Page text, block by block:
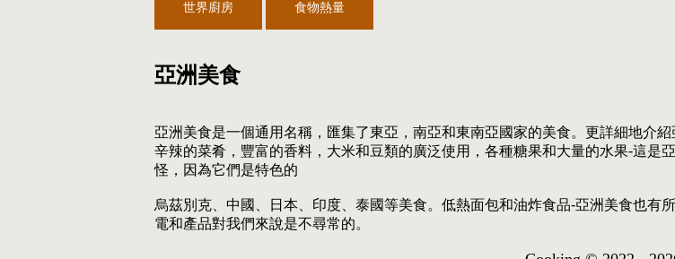
世界廚房 食物熱量
亞洲美食
亞洲美食是一個通用名稱，匯集了東亞，南亞和東南亞國家的美食。更詳細地介
辛辣的菜肴，豐富的香料，大米和豆類的廣泛使用，各種糖果和大量的水果-這是
怪，因為它們是特色的
烏茲別克、中國、日本、印度、泰國等美食。低熱面包和油炸食品-亞洲美食也有
電和產品對我們來說是不尋常的。